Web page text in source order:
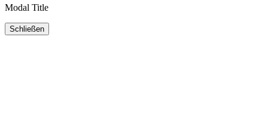
Modal Title
Schließen